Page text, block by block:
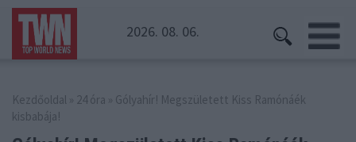
2026. 08. 06.
Kezdőoldal » 24 óra » Gólyahír! Megszületett Kiss Ramónáék
kisbabája!